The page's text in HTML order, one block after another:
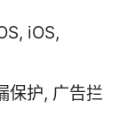
iOS,
保护, 广告拦